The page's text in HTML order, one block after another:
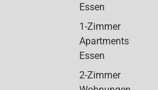
Essen
1-Zimmer
Apartments
Essen
2-Zimmer